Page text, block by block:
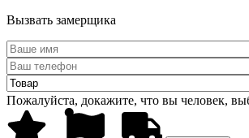
Вызвать замерщика
Пожалуйста, докажите, что вы человек,